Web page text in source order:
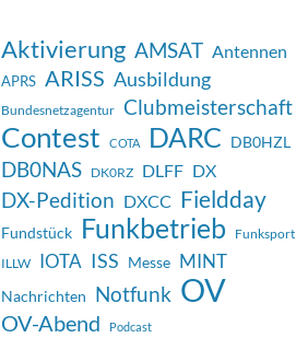
Aktivierung AMSAT Antennen
APRS ARISS Ausbildung
Bundesnetzagentur Clubmeisterschaft
Contest COTA DARC DB0HZL
DB0NAS DK0RZ DLFF DX
DX-Pedition DXCC Fieldday
Fundstück Funkbetrieb Funksport
ILLW IOTA ISS Messe MINT
Nachrichten Notfunk OV
OV-Abend Podcast